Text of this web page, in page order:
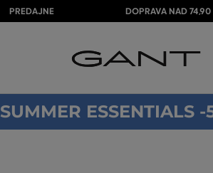
PREDAJNE DOPRAVA NAD
SUMMER ESSENTIALS -